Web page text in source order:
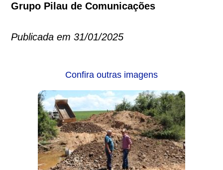
Grupo Pilau de Comunicações
Publicada em 31/01/2025
Confira outras imagens